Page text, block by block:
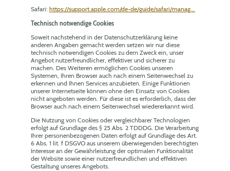
Safari: https://support.apple.com/de-de/guide/safari/manag...
Technisch notwendige Cookies
Soweit nachstehend in der Datenschutzerklärung keine
anderen Angaben gemacht werden setzen wir nur diese
technisch notwendigen Cookies zu dem Zweck ein, unser
Angebot nutzerfreundlicher, effektiver und sicherer zu
machen. Des Weiteren ermöglichen Cookies unseren
Systemen, Ihren Browser auch nach einem Seitenwechsel zu
erkennen und Ihnen Services anzubieten. Einige Funktionen
unserer Internetseite können ohne den Einsatz von Cookies
nicht angeboten werden. Für diese ist es erforderlich, dass der
Browser auch nach einem Seitenwechsel wiedererkannt wird.
Die Nutzung von Cookies oder vergleichbarer Technologien
erfolgt auf Grundlage des § 25 Abs. 2 TDDDG. Die Verarbeitung
Ihrer personenbezogenen Daten erfolgt auf Grundlage des Art.
6 Abs. 1 lit. f DSGVO aus unserem überwiegenden berechtigten
Interesse an der Gewährleistung der optimalen Funktionalität
der Website sowie einer nutzerfreundlichen und effektiven
Gestaltung unseres Angebots.